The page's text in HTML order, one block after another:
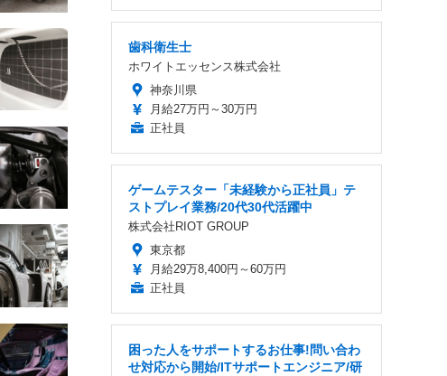
歯科衛生士
ホワイトエッセンス株式会社
神奈川県
月給27万円～30万円
正社員
ゲームテスター「未経験から正社員」テ
ストプレイ業務/20代30代活躍中
株式会社RIOT GROUP
東京都
月給29万8,400円～60万円
正社員
困った人をサポートするお仕事!問い合わ
せ対応から開始/ITサポートエンジニア/研